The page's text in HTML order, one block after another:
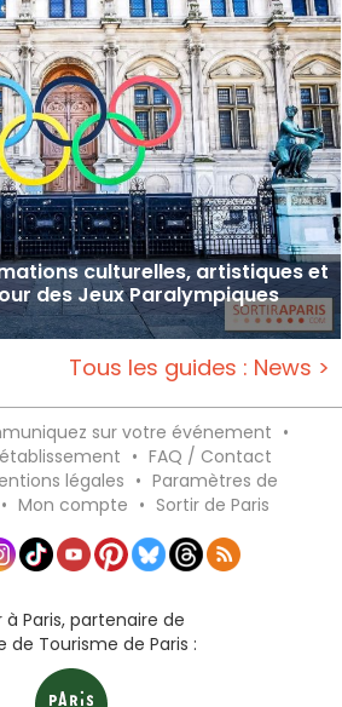
culturelles, artistiques et
des Jeux Paralympiques
Tous les guides : News >
sur votre événement •
• FAQ / Contact
légales • Paramètres de
• Mon compte • Sortir de Paris
à Paris, partenaire de
de Tourisme de Paris :